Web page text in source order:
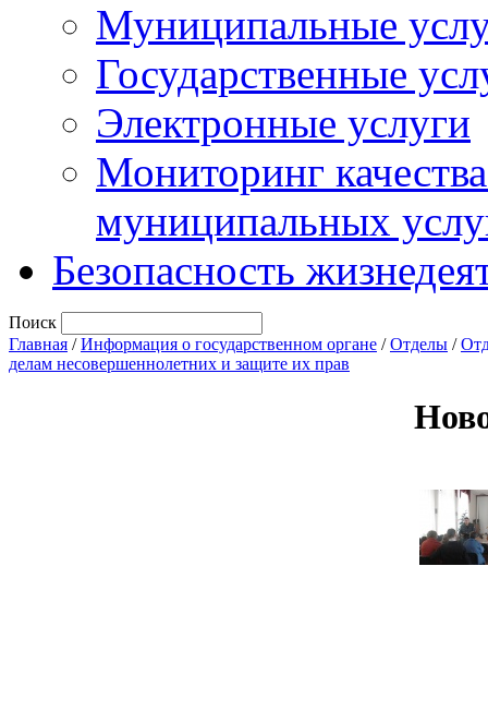
Муниципальные
Государственные
Электронные услуги
Мониторинг
муниципальных
Безопасность
Поиск
Главная /Информация о государственном органе /Отделы /
делам несовершеннолетних и защите их прав